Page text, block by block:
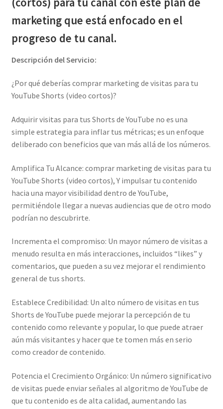
marketing que está enfocado en el
progreso de tu canal.
Descripción del Servicio:
¿Por qué deberías comprar marketing de visitas para tu
YouTube Shorts (video cortos)?
Adquirir visitas para tus Shorts de YouTube no es una
simple estrategia para inflar tus métricas; es un enfoque
deliberado con beneficios que van más allá de los números.
Amplifica Tu Alcance: comprar marketing de visitas para tu
YouTube Shorts (video cortos), Y impulsar tu contenido
hacia una mayor visibilidad dentro de YouTube,
permitiéndole llegar a nuevas audiencias que de otro modo
podrían no descubrirte.
Incrementa el compromiso: Un mayor número de visitas a
menudo resulta en más interacciones, incluidos “likes” y
comentarios, que pueden a su vez mejorar el rendimiento
general de tus shorts.
Establece Credibilidad: Un alto número de visitas en tus
Shorts de YouTube puede mejorar la percepción de tu
contenido como relevante y popular, lo que puede atraer
aún más visitantes y hacer que te tomen más en serio
como creador de contenido.
Potencia el Crecimiento Orgánico: Un número significativo
de visitas puede enviar señales al algoritmo de YouTube de
que tu contenido es de alta calidad, aumentando las